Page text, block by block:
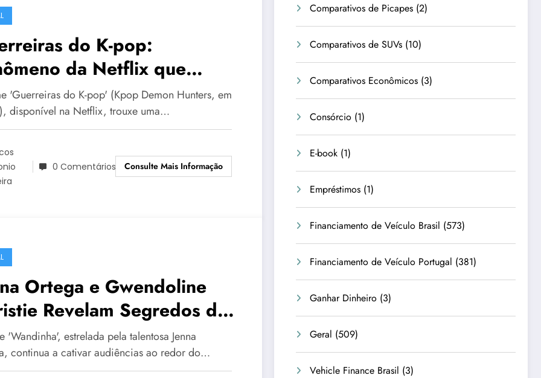
do K-pop:
da Netflix que
Cinemas e Corações
'Guerreiras do K-pop' (Kpop Demon Hunters, em
disponível na Netflix, trouxe uma…
0 Comentários Consulte Mais Informação
Ortega e Gwendoline
Revelam Segredos de
Renovada para
Temporada
'Wandinha', estrelada pela talentosa Jenna
continua a cativar audiências ao redor do…
Comparativos de Picapes (2)
Comparativos de SUVs (10)
Comparativos Econômicos (3)
Consórcio (1)
E-book (1)
Empréstimos (1)
Financiamento de Veículo Brasil (573)
Financiamento de Veículo Portugal (381)
Ganhar Dinheiro (3)
Geral (509)
Vehicle Finance Brasil (3)